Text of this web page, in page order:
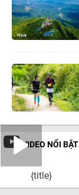
VIDEO NỔI BẬT
{title}